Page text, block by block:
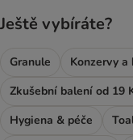
Ještě vybíráte?
Granule Konzervy a
Zkušební balení od 19
Hygiena & péče